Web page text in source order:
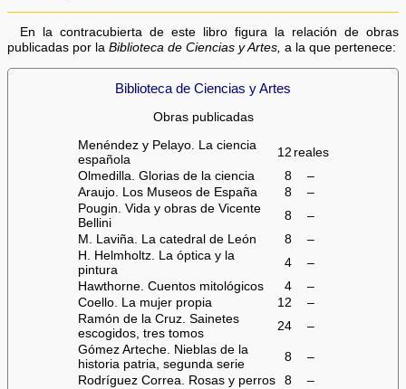
En la contracubierta de este libro figura la relación de obras
publicadas por laBiblioteca de Ciencias y Artes, a la que pertenece:
Biblioteca de Ciencias y Artes
Obras publicadas
Menéndez y Pelayo. La ciencia
española
12 reales
Olmedilla. Glorias de la ciencia
8
–
Araujo. Los Museos de España
8
–
Pougin. Vida y obras de Vicente
Bellini
8
–
M. Laviña. La catedral de León
8
–
H. Helmholtz. La óptica y la
pintura
4
–
Hawthorne. Cuentos mitológicos
4
–
Coello. La mujer propia
12
–
Ramón de la Cruz. Sainetes
escogidos, tres tomos
24
–
Gómez Arteche. Nieblas de la
historia patria, segunda serie
8
–
Rodríguez Correa. Rosas y perros
8
–